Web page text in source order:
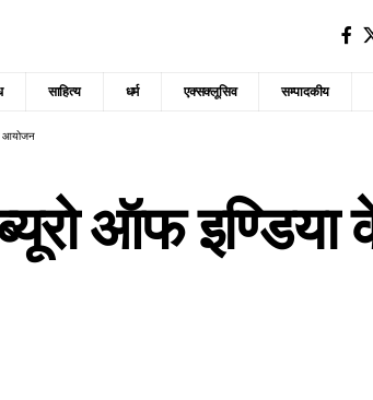
साहित्य धर्म एक्सक्लूसिव सम्पादकीय
आयोजन
ऑफ